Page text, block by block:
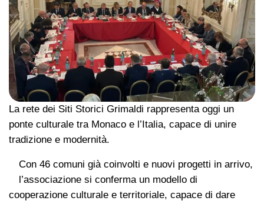
La rete dei Siti Storici Grimaldi rappresenta oggi un
ponte culturale tra Monaco e l’Italia, capace di unire
tradizione e modernità.
Con 46 comuni già coinvolti e nuovi progetti in arrivo,
l’associazione si conferma un modello di
cooperazione culturale e territoriale, capace di dare